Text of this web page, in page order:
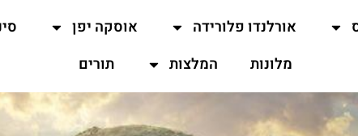
אורלנדו פלורידה אוסקה יפן
מלונות
המלצות תורים